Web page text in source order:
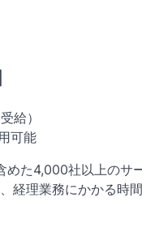
給）
可能
めた4,000社以上のサ
経理業務にかかる時